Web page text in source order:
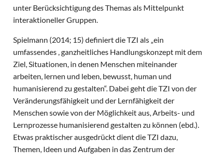
unter Berücksichtigung des Themas als Mittelpunkt
interaktioneller Gruppen.
Spielmann (2014; 15) definiert die TZI als „ein
umfassendes , ganzheitliches Handlungskonzept mit dem
Ziel, Situationen, in denen Menschen miteinander
arbeiten, lernen und leben, bewusst, human und
humanisierend zu gestalten“. Dabei geht die TZI von der
Veränderungsfähigkeit und der Lernfähigkeit der
Menschen sowie von der Möglichkeit aus, Arbeits- und
Lernprozesse humanisierend gestalten zu können (ebd.).
Etwas praktischer ausgedrückt dient die TZI dazu,
Themen, Ideen und Aufgaben in das Zentrum der